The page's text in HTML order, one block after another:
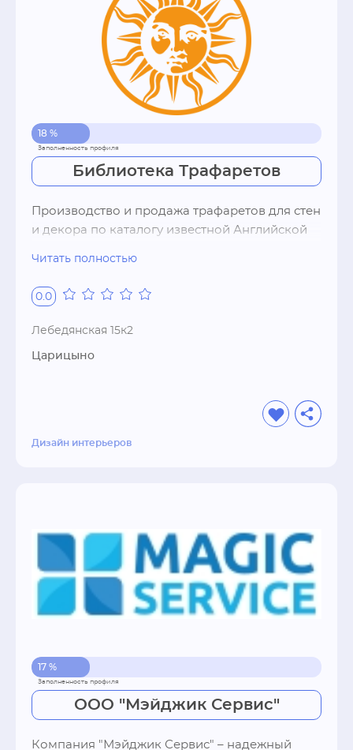
18 %
Библиотека Трафаретов
Производство и продажа трафаретов для стен
и декора по каталогу известной Английской
любых размеров. Недорогая доставка
курьером во многие города России, тысячи
пунктов самовывоза почти в любом городе.
(многоразовые) так и на самоклейке
Читать полностью
0.0
Лебедянская 15к2
Царицыно
Дизайн интерьеров
17 %
ООО "Мэйджик Сервис"
Компания "Мэйджик Сервис" – надежный